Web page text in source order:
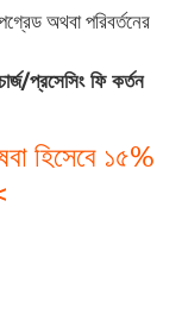
অথবা পরিবর্তনের
প্রসেসিং ফি কর্তন
হিসেবে ১৫%